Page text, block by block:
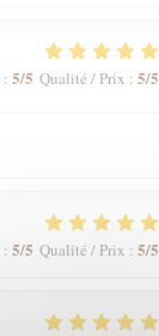
: 5/5 Qualité / Prix : 5/5
: 5/5 Qualité / Prix : 5/5